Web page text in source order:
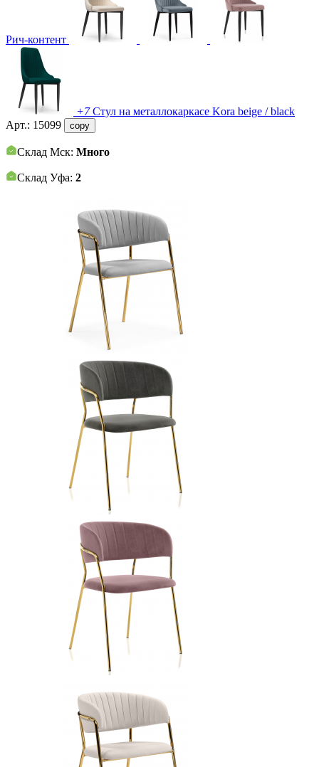
Рич-контент
+7 Стул на металлокаркасе Kora beige / black
Арт.: 15099 copy
Склад Мск: Много
Склад Уфа: 2